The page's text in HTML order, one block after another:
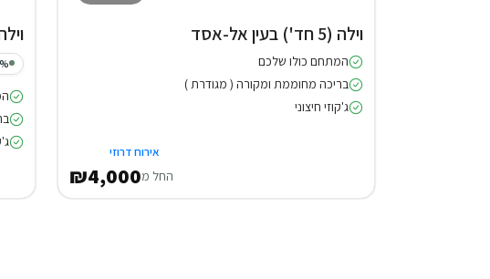
וילה (5 חד') בעין אל-אסד
המתחם כולו שלכם
בריכה מחוממת ומקורה ( מגודרת )
ג'קוזי חיצוני
אירוח דרוזי
החל מ₪4,000
וילה (6
12%